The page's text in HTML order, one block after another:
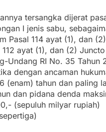
tersangka dijerat
I jenis sabu,
Pasal 114 ayat (1), dan (2)
112 ayat (1), dan (2)
Undang RI No. 35 Tahun
dengan ancaman
(enam) tahun dan paling
dan pidana denda
(sepuluh milyar rupiah)